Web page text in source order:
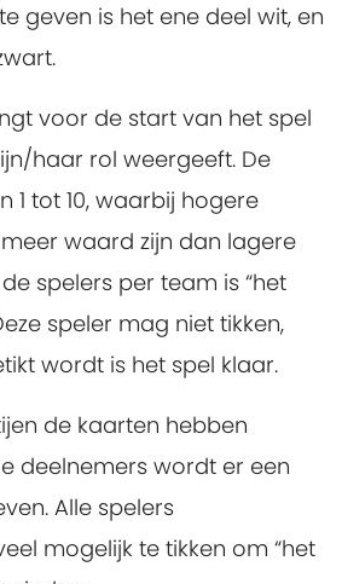
geven is het ene deel wit, en
voor de start van het spel
haar rol weergeeft. De
1 tot 10, waarbij hogere
waard zijn dan lagere
spelers per team is “het
speler mag niet tikken,
wordt is het spel klaar.
de kaarten hebben
deelnemers wordt er een
Alle spelers
mogelijk te tikken om “het